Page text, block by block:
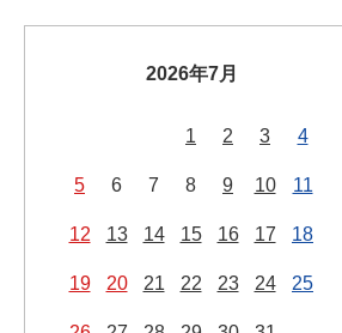
2026年7月
1 2 3 4
5 6 7 8 9 10 11
12 13 14 15 16 17 18
19 20 21 22 23 24 25